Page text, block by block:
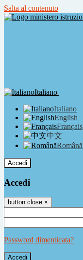
Salta al contenuto
Italiano
Italiano
English
Français
中文
Română
Accedi
Accedi
button close ×
Password dimenticata?